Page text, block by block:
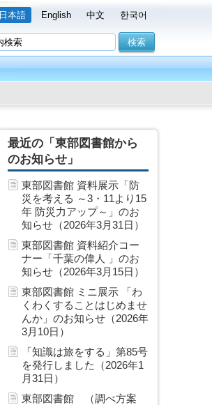
日本語 English 中文 한국어
最近の「東部図書館から
のお知らせ」
東部図書館 資料展示「防
災を考える ～3・11より15
年 防災力アップ～」のお
知らせ（2026年3月31日）
東部図書館 資料紹介コー
ナー「千葉の偉人 」のお
知らせ（2026年3月15日）
東部図書館 ミニ展示 「わ
くわくすることはじめませ
んか」のお知らせ（2026年
3月10日）
「知識は旅をする」第85号
を発行しました（2026年1
月31日）
東部図書館 （調べ方案